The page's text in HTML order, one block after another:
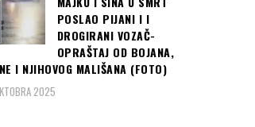
POSLAO PIJANI I I
DROGIRANI VOZAČ-
OPRAŠTAJ OD BOJANA,
I NJIHOVOG MALIŠANA (FOTO)
2025